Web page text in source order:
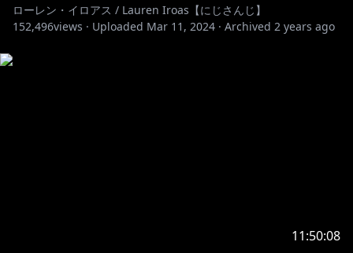
https://twitter.com/nijisanji_app
ローレン・イロアス / Lauren Iroas【にじさんじ】
152,496views · Uploaded Mar 11, 2024 · Archived 2 years ago
11:50:08